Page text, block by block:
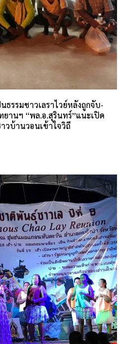
รรมชาวเลราไวย์หลังถูกจับ-
านฯ “พล.อ.สุรินทร์”แนะเปิด
บ้านวอนเข้าใจวิถี